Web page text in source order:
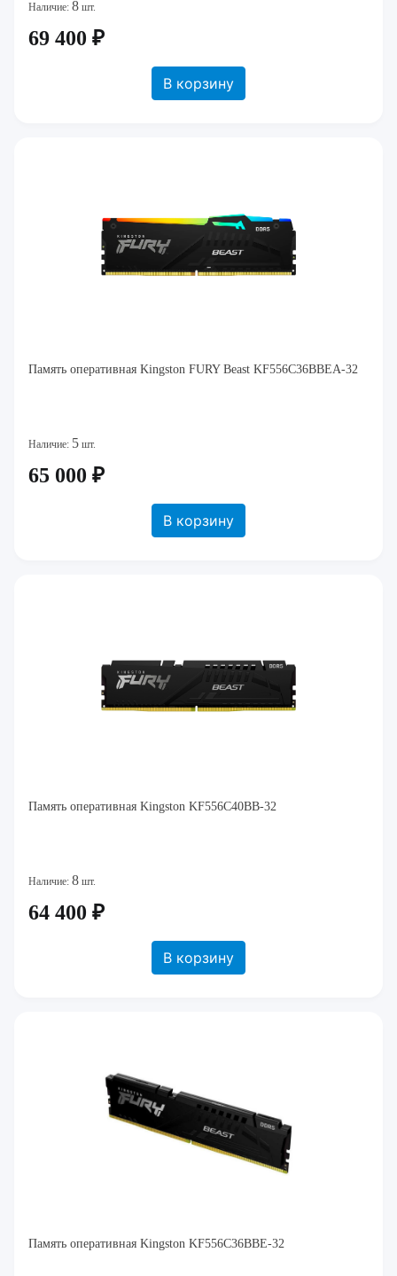
Наличие: 8 шт.
69 400 ₽
В корзину
Память оперативная Kingston FURY Beast KF556C36BBEA-32
Наличие: 5 шт.
65 000 ₽
В корзину
Память оперативная Kingston KF556C40BB-32
Наличие: 8 шт.
64 400 ₽
В корзину
Память оперативная Kingston KF556C36BBE-32